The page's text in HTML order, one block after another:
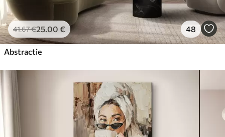
41.67€25.00 € 48
Abstractie